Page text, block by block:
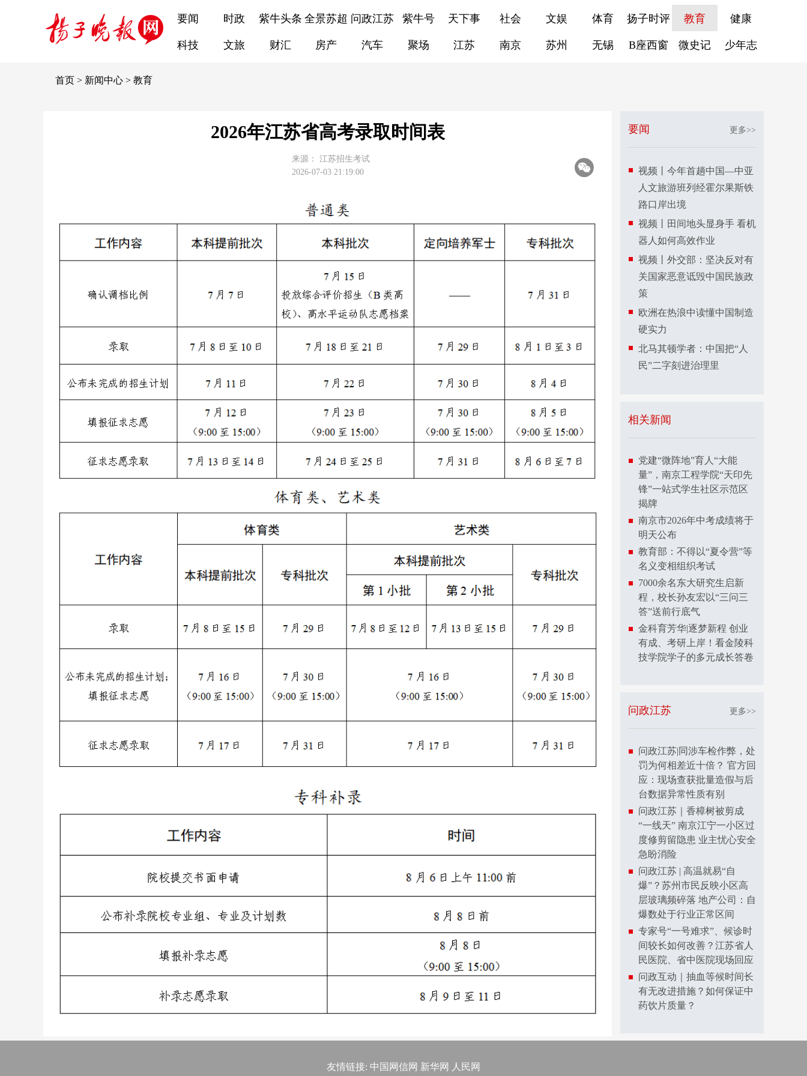
要闻 时政 紫牛头条 全景苏超 问政江苏 紫牛号 天下事 社会 文娱 体育 扬子时评 教育 健康
科技 文旅 财汇 房产 汽车 聚场 江苏 南京 苏州 无锡 B座西窗 微史记 少年志
首页 > 新闻中心 > 教育
2026年江苏省高考录取时间表
来源：
江苏招生考试
2026-07-03 21:19:00
要闻 更多>>
视频丨今年首趟中国—中亚
人文旅游班列经霍尔果斯铁
路口岸出境
视频丨田间地头显身手 看机
器人如何高效作业
视频丨外交部：坚决反对有
关国家恶意诋毁中国民族政
策
欧洲在热浪中读懂中国制造
硬实力
北马其顿学者：中国把“人
民”二字刻进治理里
相关新闻
党建“微阵地”育人“大能
量”，南京工程学院“天印先
锋”一站式学生社区示范区
揭牌
南京市2026年中考成绩将于
明天公布
教育部：不得以“夏令营”等
名义变相组织考试
7000余名东大研究生启新
程，校长孙友宏以“三问三
答”送前行底气
金科育芳华|逐梦新程 创业
有成、考研上岸！看金陵科
技学院学子的多元成长答卷
问政江苏 更多>>
问政江苏|同涉车检作弊，处
罚为何相差近十倍？ 官方回
应：现场查获批量造假与后
台数据异常性质有别
问政江苏｜香樟树被剪成
“一线天” 南京江宁一小区过
度修剪留隐患 业主忧心安全
急盼消险
问政江苏 | 高温就易“自
爆”？苏州市民反映小区高
层玻璃频碎落 地产公司：自
爆数处于行业正常区间
专家号“一号难求”、候诊时
间较长如何改善？江苏省人
民医院、省中医院现场回应
问政互动｜抽血等候时间长
有无改进措施？如何保证中
药饮片质量？
友情链接: 中国网信网 新华网 人民网